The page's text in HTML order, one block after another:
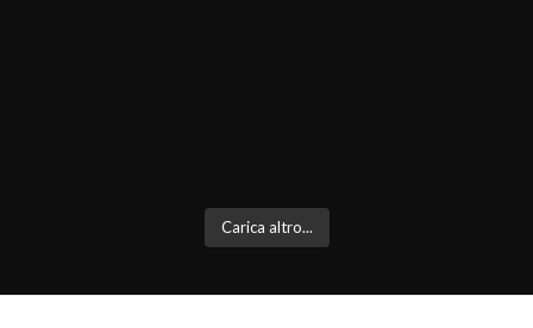
Carica altro...